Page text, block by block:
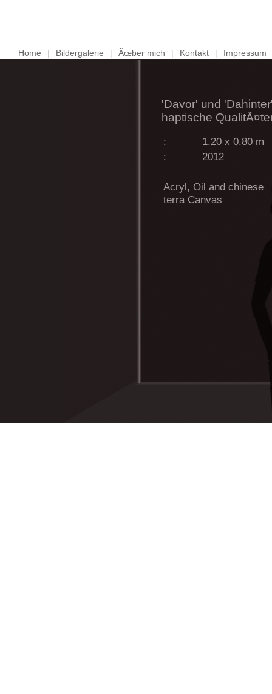
Home | Bildergalerie | Ãœber mich | Kontakt | Impressum
'Davor' und
haptische
:
1.20 x 0.80 m
:
2012
Acryl, Oil and chinese
terra Canvas